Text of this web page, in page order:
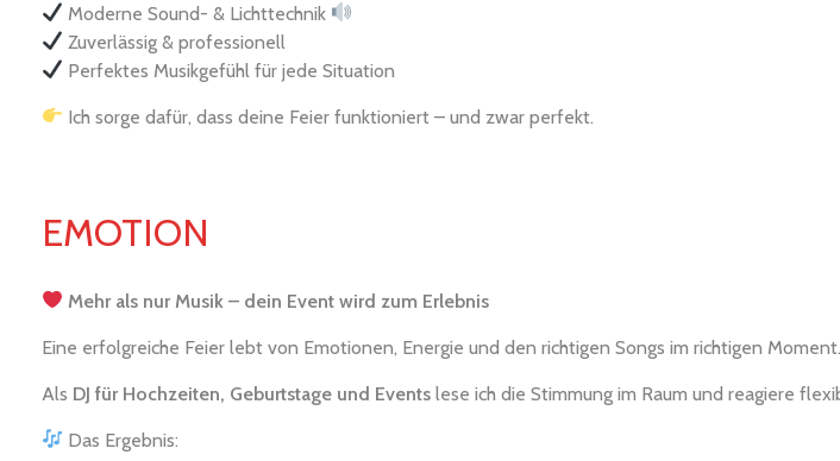
Moderne Sound- & Lichttechnik
Zuverlässig & professionell
Perfektes Musikgefühl für jede Situation
Ich sorge dafür, dass deine Feier funktioniert – und zwar perfekt.
EMOTION
Mehr als nur Musik – dein Event wird zum Erlebnis
Eine erfolgreiche Feier lebt von Emotionen, Energie und den richtigen Songs im richtigen Moment.
Als DJ für Hochzeiten, Geburtstage und Events lese ich die Stimmung im Raum und reagiere
Das Ergebnis: